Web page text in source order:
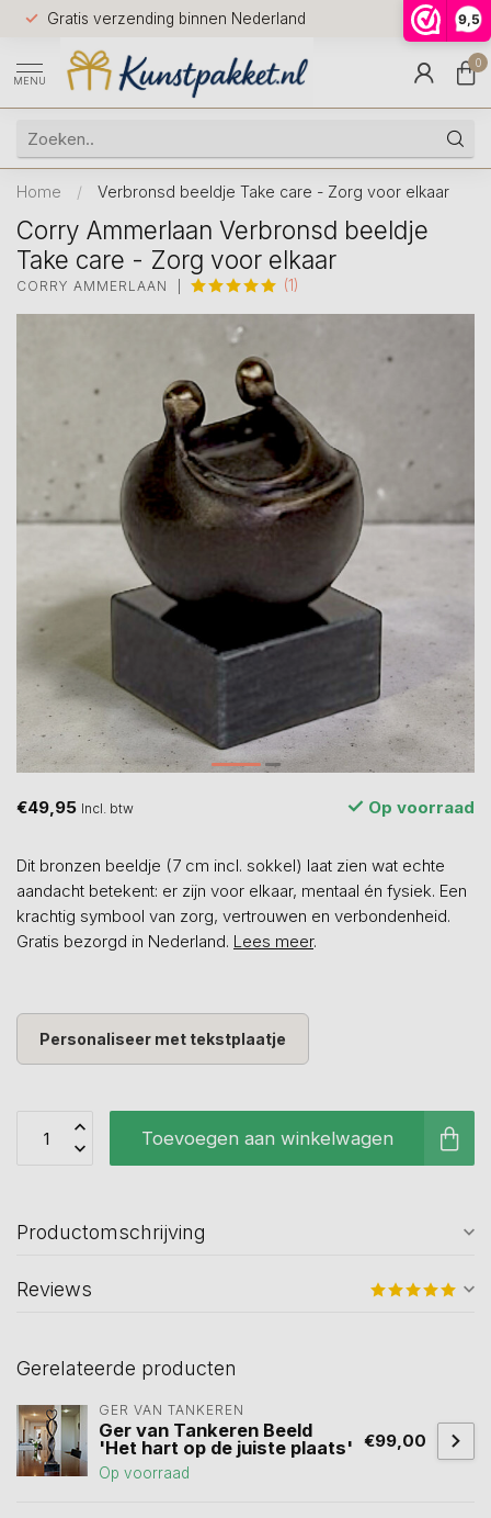
9,5
Gratis verzending binnen Nederland
Voor
huis
9.5
MENU
0
Home / Verbronsd beeldje Take care - Zorg voor elkaar
Corry Ammerlaan Verbronsd beeldje
Take care - Zorg voor elkaar
CORRY AMMERLAAN (1)
€49,95 Incl. btw Op voorraad
Dit bronzen beeldje (7 cm incl. sokkel) laat zien wat echte
aandacht betekent: er zijn voor elkaar, mentaal én fysiek. Een
krachtig symbool van zorg, vertrouwen en verbondenheid.
Gratis bezorgd in Nederland. Lees meer.
Personaliseer met tekstplaatje
Toevoegen aan winkelwagen
Productomschrijving
Reviews
Gerelateerde producten
GER VAN TANKEREN
Ger van Tankeren Beeld
'Het hart op de juiste plaats'
Op voorraad
€99,00